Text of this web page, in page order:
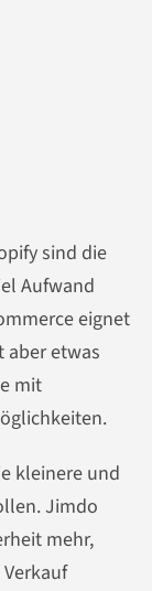
sind die
Aufwand
eignet
aber etwas
mit
kleinere und
Jimdo
mehr,